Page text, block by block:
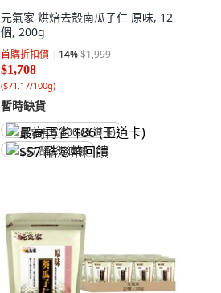
元氣家 烘焙去殼南瓜子仁 原味, 12
個, 200g
首購折扣價 14%$1,999
$1,708
($71.17/100g)
暫時缺貨
最高再省 $86 (王道卡)
$57 酷澎幣回饋